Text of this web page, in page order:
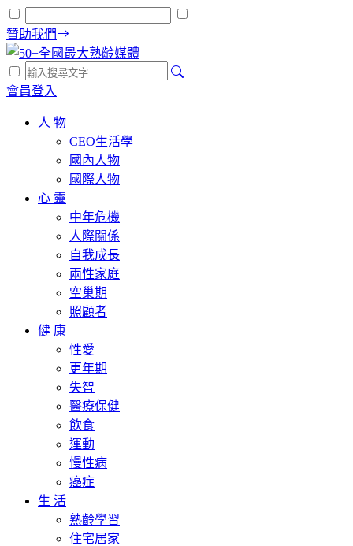
贊助我們
會員登入
人 物
CEO生活學
國內人物
國際人物
心 靈
中年危機
人際關係
自我成長
兩性家庭
空巢期
照顧者
健 康
性愛
更年期
失智
醫療保健
飲食
運動
慢性病
癌症
生 活
熟齡學習
住宅居家